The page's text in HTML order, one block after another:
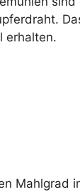
erhalten.
Mahlgrad